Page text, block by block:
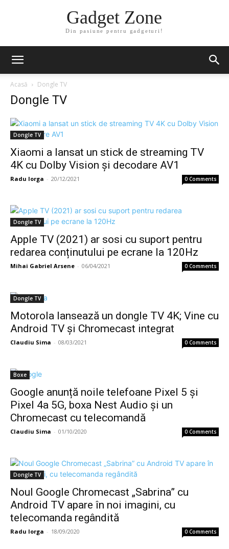
Gadget Zone
Din pasiune pentru gadgeturi!
Acasă Dongle TV
Dongle TV
Dongle TV
Xiaomi a lansat un stick de streaming TV
4K cu Dolby Vision şi decodare AV1
Radu Iorga - 20/12/2021 0 Comments
Dongle TV
Apple TV (2021) ar sosi cu suport pentru
redarea conținutului pe ecrane la 120Hz
Mihai Gabriel Arsene - 06/04/2021 0 Comments
Dongle TV
Motorola lansează un dongle TV 4K; Vine cu
Android TV și Chromecast integrat
Claudiu Sima - 08/03/2021 0 Comments
Boxe
Google anunță noile telefoane Pixel 5 și
Pixel 4a 5G, boxa Nest Audio și un
Chromecast cu telecomandă
Claudiu Sima - 01/10/2020 0 Comments
Dongle TV
Noul Google Chromecast „Sabrina” cu
Android TV apare în noi imagini, cu
telecomanda regândită
Radu Iorga - 18/09/2020 0 Comments